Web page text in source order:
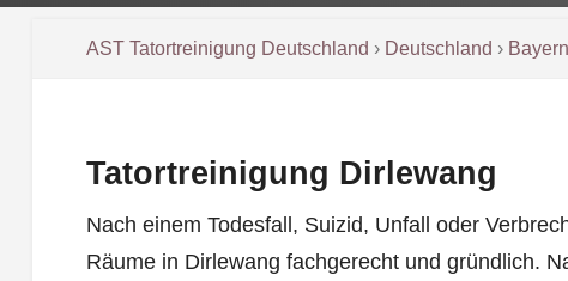
AST Tatortreinigung Deutschland › Deutschland › Bayern
Tatortreinigung Dirlewang
Nach einem Todesfall, Suizid, Unfall oder
Räume in Dirlewang fachgerecht und gründlich.